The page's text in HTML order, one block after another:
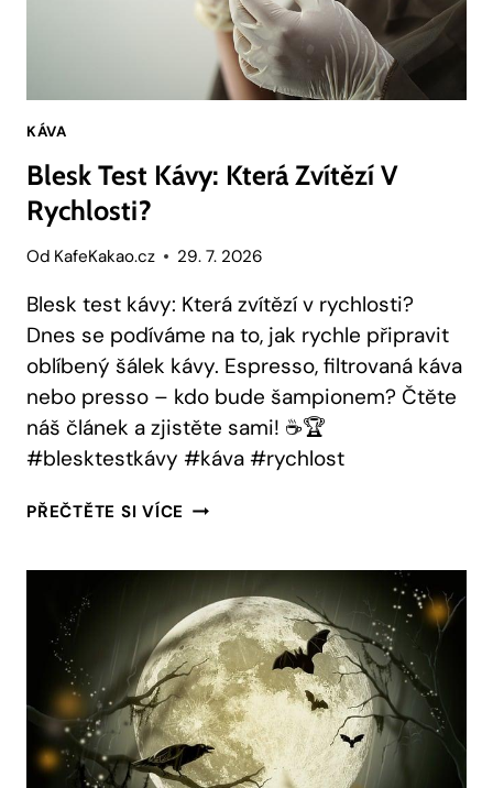
KÁVA
Blesk Test Kávy: Která Zvítězí V
Rychlosti?
Od KafeKakao.cz 29. 7. 2026
Blesk test kávy: Která zvítězí v rychlosti?
Dnes se podíváme na to, jak rychle připravit
oblíbený šálek kávy. Espresso, filtrovaná káva
nebo presso – kdo bude šampionem? Čtěte
náš článek a zjistěte sami! ☕️🏆
#blesktestkávy #káva #rychlost
PŘEČTĚTE SI VÍCE BLESK
KTERÁ
ZVÍTĚZÍ
V
RYCHLOSTI?